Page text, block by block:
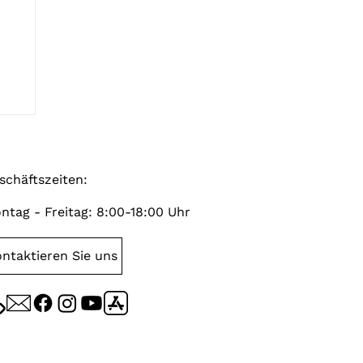
- Freitag: 8:00-18:00 Uhr
Sie uns